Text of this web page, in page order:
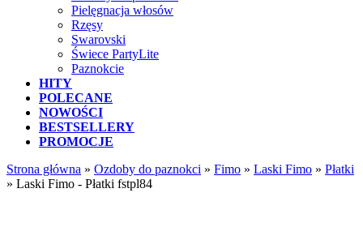
Pielęgnacja włosów
Rzęsy
Swarovski
Świece PartyLite
Paznokcie
HITY
POLECANE
NOWOŚCI
BESTSELLERY
PROMOCJE
Strona główna » Ozdoby do paznokci » Fimo » Laski Fimo » Płatki
» Laski Fimo - Płatki fstpl84